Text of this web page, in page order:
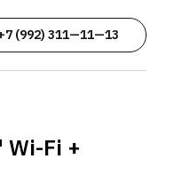
(992) 311—11—13
Wi-Fi +